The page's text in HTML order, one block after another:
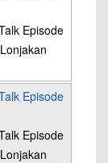
Episode
Episode
Episode